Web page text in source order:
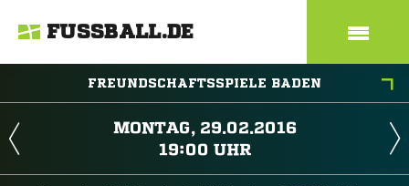
FUSSBALL.DE
FREUNDSCHAFTSSPIELE BADEN
 
 